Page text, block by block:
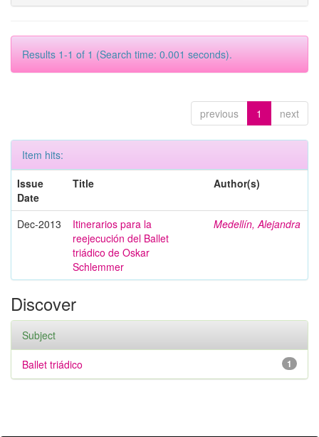
Results 1-1 of 1 (Search time: 0.001 seconds).
previous 1 next
Item hits:
Issue
Date
Title Author(s)
Dec-2013
Itinerarios para la
reejecución del Ballet
triádico de Oskar
Schlemmer
Medellín, Alejandra
Discover
Subject
1
Ballet triádico